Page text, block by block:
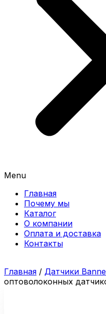
Menu
Главная
Почему мы
Каталог
О компании
Оплата и доставка
Контакты
Главная / Датчики
оптоволоконных